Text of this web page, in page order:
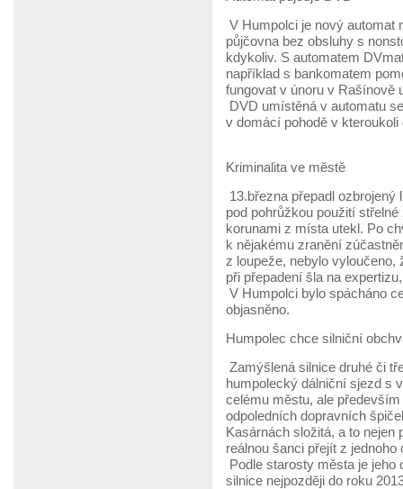
V Humpolci je nový automat
půjčovna bez obsluhy s
kdykoliv. S automatem
například s bankomatem
fungovat v únoru v Rašínově
DVD umístěná v automatu
v domácí pohodě v
Kriminalita ve městě
13.března přepadl
pod pohrůžkou použití
korunami z místa utekl. Po
k nějakému zranění
z loupeže, nebylo
při přepadení šla na
V Humpolci bylo spácháno
objasněno.
Humpolec chce silniční
Zamýšlená silnice druhé či
humpolecký dálniční sjezd s
celému městu, ale
odpoledních dopravních
Kasárnách složitá, a to nejen
reálnou šanci přejít z jednoho
Podle starosty města je jeho
silnice nejpozději do roku